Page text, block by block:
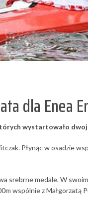
dla Enea
wystartowało
Płynąc w osadzie
medale. W
wspólnie z Małgorzatą